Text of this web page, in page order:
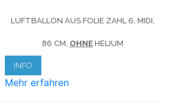
LUFTBALLON AUS FOLIE ZAHL 6, MIDI,
86 CM, OHNEHELIUM
INFO
Mehr erfahren